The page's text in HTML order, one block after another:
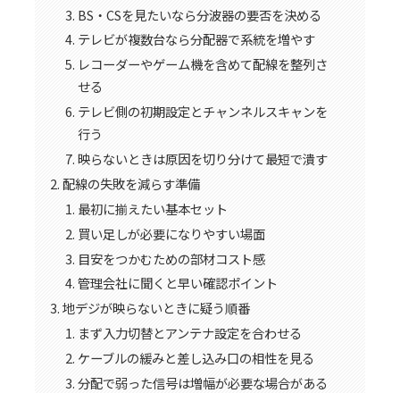
BS・CSを見たいなら分波器の要否を決める
テレビが複数台なら分配器で系統を増やす
レコーダーやゲーム機を含めて配線を整列さ
せる
テレビ側の初期設定とチャンネルスキャンを
行う
映らないときは原因を切り分けて最短で潰す
配線の失敗を減らす準備
最初に揃えたい基本セット
買い足しが必要になりやすい場面
目安をつかむための部材コスト感
管理会社に聞くと早い確認ポイント
地デジが映らないときに疑う順番
まず入力切替とアンテナ設定を合わせる
ケーブルの緩みと差し込み口の相性を見る
分配で弱った信号は増幅が必要な場合がある